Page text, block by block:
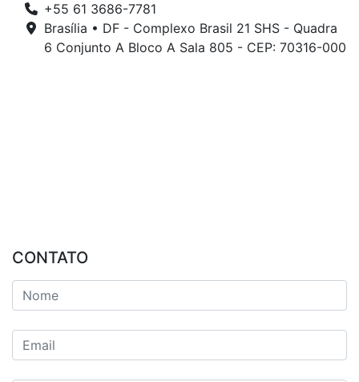
+55 61 3686-7781
Brasília • DF - Complexo Brasil 21 SHS - Quadra
6 Conjunto A Bloco A Sala 805 - CEP: 70316-000
CONTATO